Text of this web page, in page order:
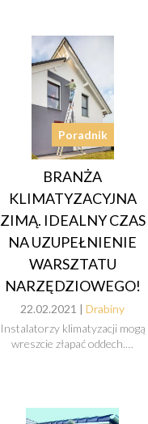
Poradnik
BRANŻA
KLIMATYZACYJNA
ZIMĄ. IDEALNY CZAS
NA UZUPEŁNIENIE
WARSZTATU
NARZĘDZIOWEGO!
22.02.2021 |Drabiny
Instalatorzy klimatyzacji mogą
wreszcie złapać oddech.…